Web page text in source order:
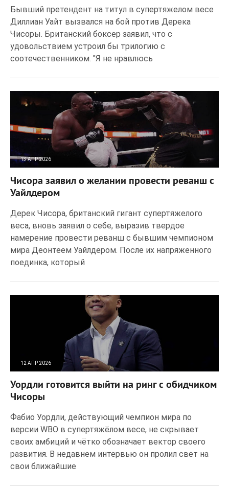
Бывший претендент на титул в супертяжелом весе
Диллиан Уайт вызвался на бой против Дерека
Чисоры. Британский боксер заявил, что с
удовольствием устроил бы трилогию с
соотечественником. "Я не нравлюсь
13 АПР 2026
Чисора заявил о желании провести реванш с
Уайлдером
Дерек Чисора, британский гигант супертяжелого
веса, вновь заявил о себе, выразив твердое
намерение провести реванш с бывшим чемпионом
мира Деонтеем Уайлдером. После их напряженного
поединка, который
12 АПР 2026
Уордли готовится выйти на ринг с обидчиком
Чисоры
Фабио Уордли, действующий чемпион мира по
версии WBO в супертяжёлом весе, не скрывает
своих амбиций и чётко обозначает вектор своего
развития. В недавнем интервью он пролил свет на
свои ближайшие